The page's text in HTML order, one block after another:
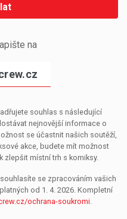
na
souhlas s následující
nejnovější informace o
se účastnit našich soutěží,
akce, budete mít možnost
zlepšit místní trh s komiksy.
se zpracováním vašich
od 1. 4. 2026. Kompletní
ochrana-soukromi.